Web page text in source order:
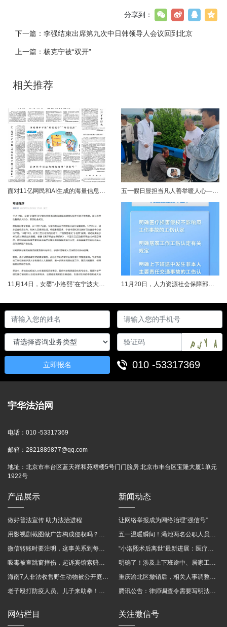
分享到：
下一篇： 李强结束出席第九次中日韩领导人会议回到北京
上一篇： 杨克宁被“双开”
相关推荐
面对11亿网民和AI生成的海量信息，如何更有效地打击色情、赌博、侵权、谣言等不良信息，确保网民的安全感和获得感持续“在线”？对这一网络治理之问，网信部门给出了清晰答案：用好网络举报这一关键抓手，推动“被动受理”转向“主动共治”，让群众监督的“微光”汇聚成净化网络生态的“洪流”。网络空间点多、线长、面广，平台规则再严密，监管部门再“给力”，也会有偶尔覆盖不到的角落。然而，在人民群众的敏锐感知面前，不...... 五一假日显担当凡人善举暖人心——渑池两名公职人员路遇车祸紧急施救2026年5月2日，五一假期期间，渑池县林业局职工范文杰、城管局职工关磊途经洛宁县景阳镇孙洞村时，偶遇一起交通事故。现场汽车与电动车相撞，骑行车主倒地受伤、头部流血，情况十分危急。危急时刻，二人毫不犹豫靠边停车，迅速上前查看伤情、安抚伤者，现场设置警戒防范二次事故，同步拨打120、110并联系伤者家属，全程坚守陪护、有序处置。直至家属......
11月14日，女婴“小洛熙”在宁波大学附属妇女儿童医院接受心脏手术后不幸离世，连日来牵动着很多人的心，引发社会关注。记者了解到，从11月17日起，宁波市就成立了调查组并进行全面调查。12月14日，初步调查结果公布，相关人员受到处理。根据家属要求，宁波市委托湖北崇新司法鉴定中心进行尸检。12月19日，在第三方公证机构公证下，尸检报告移交“小洛熙”家属。针对家属就手术治疗过程提出的质疑，根据《医疗事故...... 11月20日，人力资源社会保障部对外发布关于执行《工伤保险条例》若干问题的意见（三），进一步解决工伤保险实践问题，更好保障职工和用人单位合法权益。意见（三）明确职工工伤医疗救治中受到医疗侵权、居家工作、上下班途中发生非本人主要责任交通事故等5类情形工伤认定及认定依据。其中包括：职工因工作原因受到事故伤害或患职业病，在治疗过程中，医疗机构的医疗侵权并不影响原工伤事故或职业病的工伤认定；按照单位安排居......
立即报名 010 -53317369
宇华法治网
电话： 010 -53317369
邮箱： 2821889877@qq.com
地址： 北京市丰台区蓝天祥和苑裙楼5号门门脸房 北京市丰台区宝隆大厦1单元
1922号
产品展示
做好普法宣传 助力法治进程
用影视剧截图做广告构成侵权吗？法院这样判
微信转账时要注明，这事关系到每个人……
吸毒被查跳窗摔伤，起诉宾馆索赔，法院这样判！
海南7人非法收售野生动物被公开庭审 涉案金额2100多万
老子殴打防疫人员、儿子来助拳！均被判刑
新闻动态
让网络举报成为网络治理“强信号”
五一温暖瞬间！渑池两名公职人员，路遇车祸挺身而出
“小洛熙术后离世”最新进展：医疗事故鉴定已启动
明确了！涉及上下班途中、居家工作等，这些情形可认定工伤→
重庆渝北区撤销后，相关人事调整再披露
腾讯公告：律师调查令需要写明法官手机号，2025年12月31日后施行
网站栏目 关注微信号